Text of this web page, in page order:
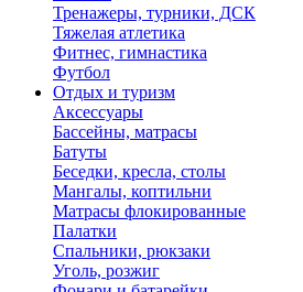
Тренажеры, турники, ДСК
Тяжелая атлетика
Фитнес, гимнастика
Футбол
Отдых и туризм
Аксессуары
Бассейны, матрасы
Батуты
Беседки, кресла, столы
Мангалы, коптильни
Матрасы флокированные
Палатки
Спальники, рюкзаки
Уголь, розжиг